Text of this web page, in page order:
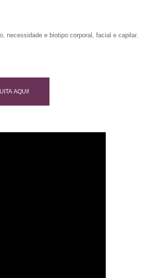
necessidade e biotipo corporal, facial e capilar.
AQUI!